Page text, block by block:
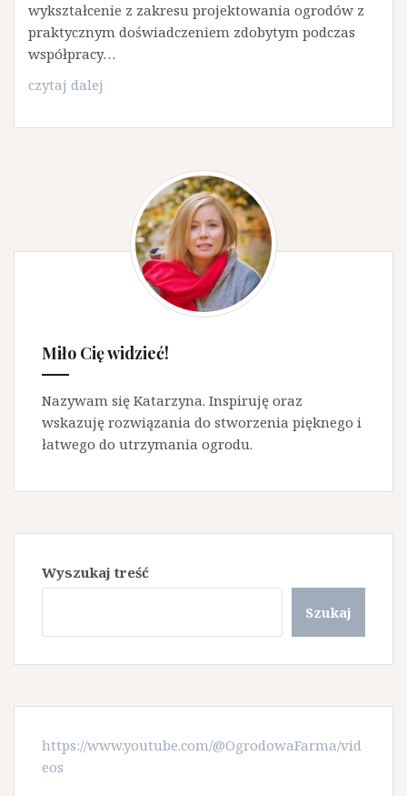
wykształcenie z zakresu projektowania ogrodów z
praktycznym doświadczeniem zdobytym podczas
współpracy…
czytaj dalej
–
doświadczenie
Miło Cię widzieć!
Nazywam się Katarzyna. Inspiruję oraz
wskazuję rozwiązania do stworzenia pięknego i
łatwego do utrzymania ogrodu.
Wyszukaj treść
Szukaj
https://www.youtube.com/@OgrodowaFarma/vid
eos